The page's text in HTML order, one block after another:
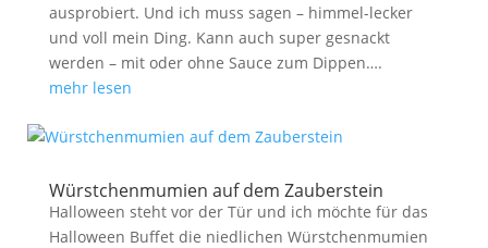
ausprobiert. Und ich muss sagen – himmel-lecker
und voll mein Ding. Kann auch super gesnackt
werden – mit oder ohne Sauce zum Dippen….
mehr lesen
Würstchenmumien auf dem Zauberstein
Halloween steht vor der Tür und ich möchte für das
Halloween Buffet die niedlichen Würstchenmumien